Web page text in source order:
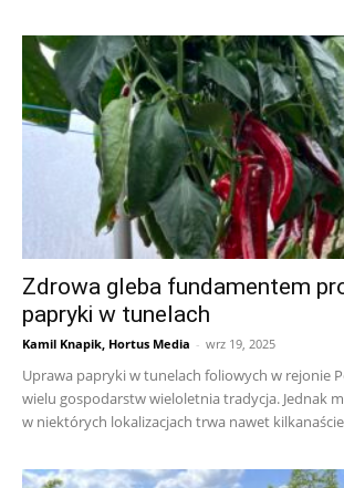
Zdrowa gleba fundamentem
papryki w tunelach
Kamil Knapik, Hortus Media - wrz 19, 2025
Uprawa papryki w tunelach foliowych w rejonie
wielu gospodarstw wieloletnia tradycja. Jednak
w niektórych lokalizacjach trwa nawet kilkanaście